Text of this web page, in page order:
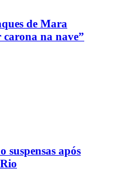
de Mara
na nave”
suspensas após